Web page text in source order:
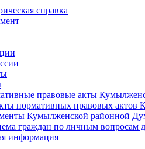
справка
правовые акты
нормативных правовых
Кумылженской районной
граждан по личным вопросам
информация